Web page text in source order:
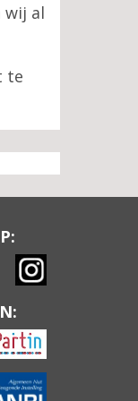
wij al
te